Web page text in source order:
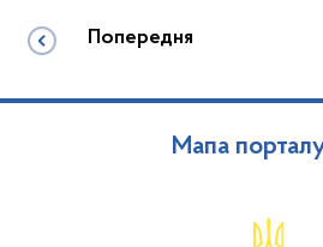
Попередня
Мапа